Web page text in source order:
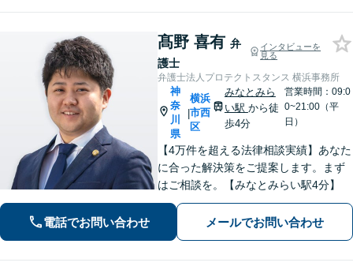
髙野 喜有 弁
護士
インタビューを
見る
弁護士法人プロテクトスタンス 横浜事務所
神
奈
川
県
|
横浜
市西
区
みなとみら
い駅 から徒
歩4分
営業時間：09:0
0~21:00（平
日）
【4万件を超える法律相談実績】あなた
に合った解決策をご提案します。まず
はご相談を。【みなとみらい駅4分】
電話でお問い合わせ メールでお問い合わせ